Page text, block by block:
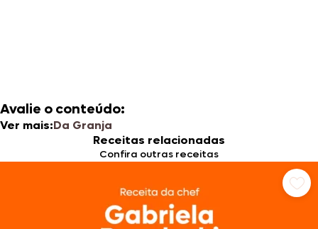
Avalie o conteúdo:
Ver mais:Da Granja
Receitas relacionadas
Confira outras receitas